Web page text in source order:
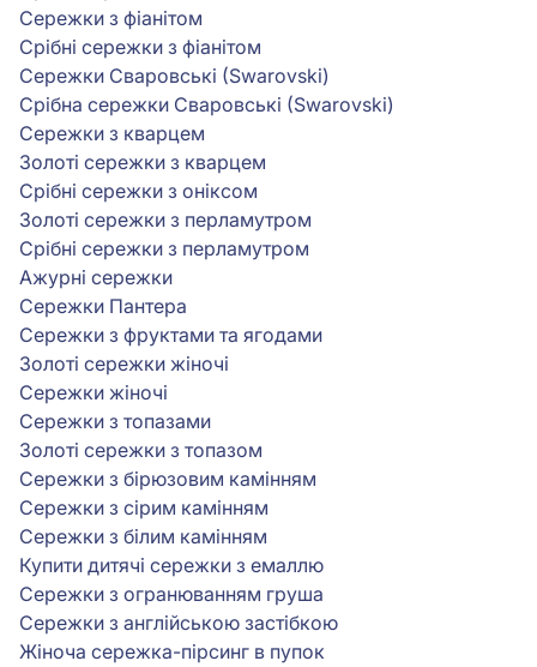
Сережки з фіанітом
Срібні сережки з фіанітом
Сережки Сваровські (Swarovski)
Срібна сережки Сваровські (Swarovski)
Сережки з кварцем
Золоті сережки з кварцем
Срібні сережки з оніксом
Золоті сережки з перламутром
Срібні сережки з перламутром
Ажурні сережки
Сережки Пантера
Сережки з фруктами та ягодами
Золоті сережки жіночі
Сережки жіночі
Сережки з топазами
Золоті сережки з топазом
Сережки з бірюзовим камінням
Сережки з сірим камінням
Сережки з білим камінням
Купити дитячі сережки з емаллю
Сережки з огранюванням груша
Сережки з англійською застібкою
Жіноча сережка-пірсинг в пупок